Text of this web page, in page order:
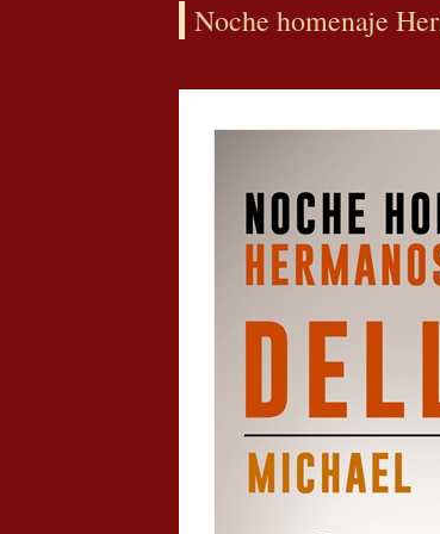
Noche homenaje